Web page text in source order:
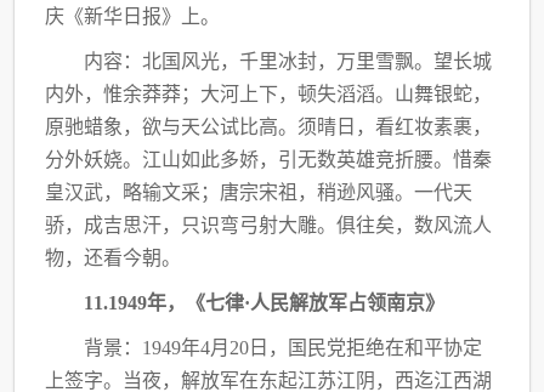
庆《新华日报》上。
内容：北国风光，千里冰封，万里雪飘。望长城
内外，惟余莽莽；大河上下，顿失滔滔。 山舞银蛇，
原驰蜡象，欲与天公试比高。须晴日，看红妆素裹，
分外妖娆。江山如此多娇， 引无数英雄竞折腰。惜秦
皇汉武，略输文采；唐宗宋祖，稍逊风骚。一代天
骄，成吉思汗，
只识弯弓射大雕。俱往矣，数风流人
物，还看今朝。
11.1949年，《七律·人民解放军占领南京》
背景： 1949年4月20日，国民党拒绝在和平协定
上签字。当夜，解放军在东起江苏江 阴，西迄江西湖